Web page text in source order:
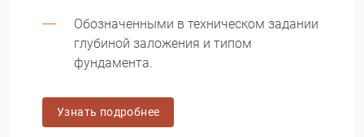
Обозначенными в техническом задании
глубиной заложения и типом
фундамента.
Узнать подробнее